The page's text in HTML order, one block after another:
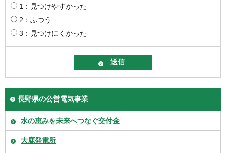
1：見つけやすかった
2：ふつう
3：見つけにくかった
長野県の公営電気事業
水の恵みを未来へつなぐ交付金
大鹿発電所